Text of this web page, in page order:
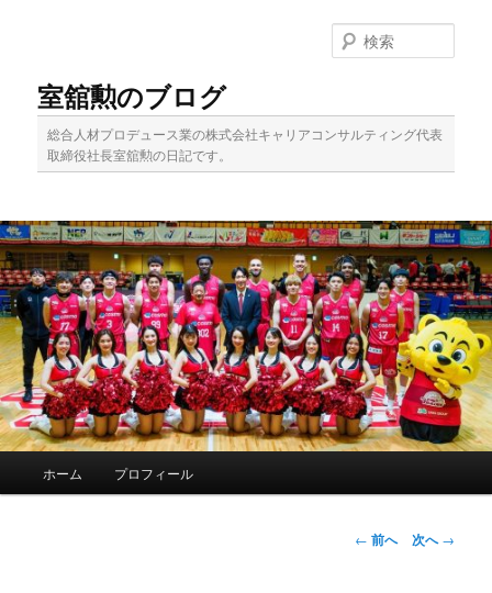
移
動
室舘勲のブログ
総合人材プロデュース業の株式会社キャリアコンサルティング代表
取締役社長室舘勲の日記です。
索
ホーム プロフィール
投← 前へ 次へ→